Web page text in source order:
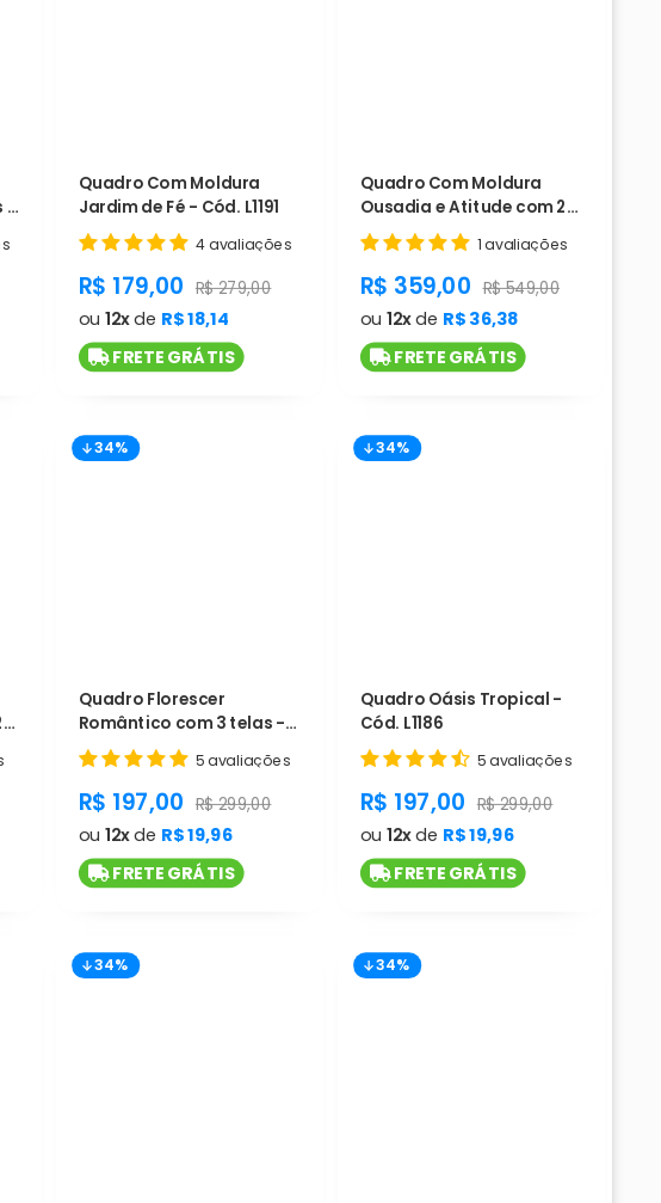
-
Quadro Com Moldura
Jardim de Fé - Cód. L1191
4 avaliações
product.general.sale_price
R$ 179,00 product.general.regular_price
R$ 279,00
ou 12xde R$ 18,14
FRETE GRÁTIS
Quadro Com Moldura
Ousadia e Atitude com 2
telas - Cód. L1190
1 avaliações
R$ 359,00 R$ 549,00
ou 12xde R$ 36,38
FRETE GRÁTIS
34%
Quadro Florescer
Romântico com 3 telas -
Cód. L1187
5 avaliações
product.general.sale_price
R$ 197,00 product.general.regular_price
R$ 299,00
ou 12xde R$ 19,96
FRETE GRÁTIS
34%
Quadro Oásis Tropical -
Cód. L1186
5 avaliações
R$ 197,00 R$ 299,00
ou 12xde R$ 19,96
FRETE GRÁTIS
34% 34%